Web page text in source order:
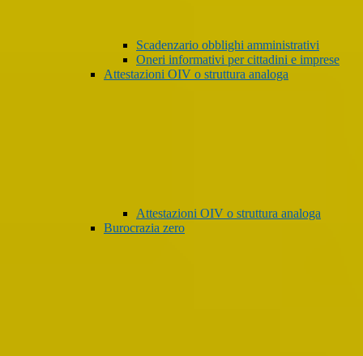
Scadenzario obblighi amministrativi
Oneri informativi per cittadini e imprese
Attestazioni OIV o struttura analoga
Attestazioni OIV o struttura analoga
Burocrazia zero